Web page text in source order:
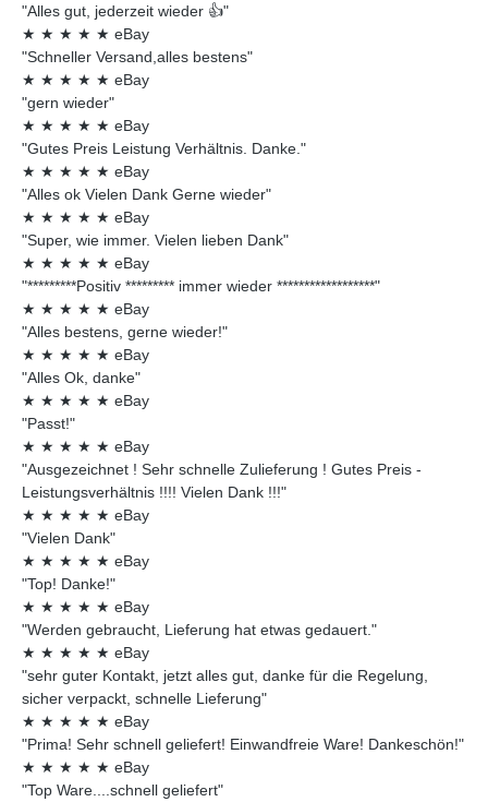
"Alles gut, jederzeit wieder 👍"
★ ★ ★ ★ ★ eBay
"Schneller Versand,alles bestens"
★ ★ ★ ★ ★ eBay
"gern wieder"
★ ★ ★ ★ ★ eBay
"Gutes Preis Leistung Verhältnis. Danke."
★ ★ ★ ★ ★ eBay
"Alles ok Vielen Dank Gerne wieder"
★ ★ ★ ★ ★ eBay
"Super, wie immer. Vielen lieben Dank"
★ ★ ★ ★ ★ eBay
"*********Positiv ********* immer wieder ******************"
★ ★ ★ ★ ★ eBay
"Alles bestens, gerne wieder!"
★ ★ ★ ★ ★ eBay
"Alles Ok, danke"
★ ★ ★ ★ ★ eBay
"Passt!"
★ ★ ★ ★ ★ eBay
"Ausgezeichnet ! Sehr schnelle Zulieferung ! Gutes Preis -
Leistungsverhältnis !!!! Vielen Dank !!!"
★ ★ ★ ★ ★ eBay
"Vielen Dank"
★ ★ ★ ★ ★ eBay
"Top! Danke!"
★ ★ ★ ★ ★ eBay
"Werden gebraucht, Lieferung hat etwas gedauert."
★ ★ ★ ★ ★ eBay
"sehr guter Kontakt, jetzt alles gut, danke für die Regelung,
sicher verpackt, schnelle Lieferung"
★ ★ ★ ★ ★ eBay
"Prima! Sehr schnell geliefert! Einwandfreie Ware! Dankeschön!"
★ ★ ★ ★ ★ eBay
"Top Ware....schnell geliefert"